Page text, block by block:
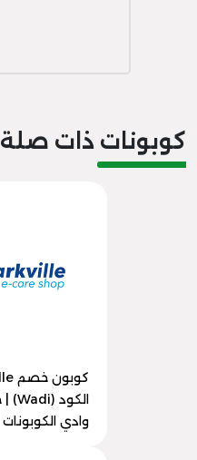
كوبونات ذات صلة
وادي الكوبونات